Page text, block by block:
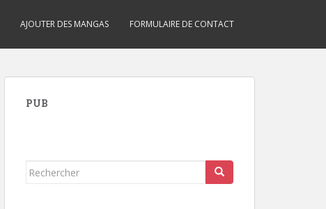
AJOUTER DES MANGAS FORMULAIRE DE CONTACT
PUB
Rechercher...